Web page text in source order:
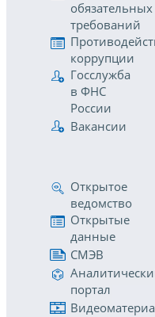
обязательных
требований
коррупции
Госслужба
в ФНС
России
Вакансии
Открытое
ведомство
Открытые
данные
СМЭВ
портал